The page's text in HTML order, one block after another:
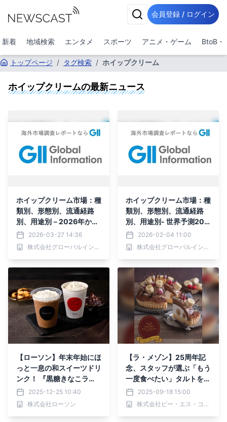
会員登録 / ログイン
新着 地域検索 エンタメ スポーツ アニメ・ゲーム BtoB・
トップページ / タグ検索 / ホイップクリーム
ホイップクリームの最新ニュース
ホイップクリーム市場：種
類別、形態別、流通経路
別、用途別－2026年から
2032年までの世界予測
2026-03-27 14:36
株式会社グローバルインフォメーション
ホイップクリーム市場：種
類別、形態別、流通経路
別、用途別- 世界予測202
5-2032年
2026-02-04 11:00
株式会社グローバルインフォメーション
【ローソン】年末年始にほ
っと一息の和スイーツドリ
ンク！ 『黒糖きなこラ
テ』『黒糖きなこスムージ
ー』12月30日新発売！
2025-12-25 10:40
株式会社ローソン
【ラ・メゾン】25周年記
念、スタッフが選ぶ「もう
一度食べたい」タルトを販
売中！2025-09-18 15:00
株式会社ピー・エス・コープ